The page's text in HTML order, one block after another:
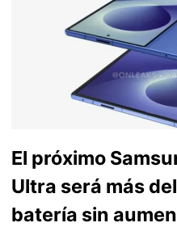
El próximo
Ultra será más
batería sin